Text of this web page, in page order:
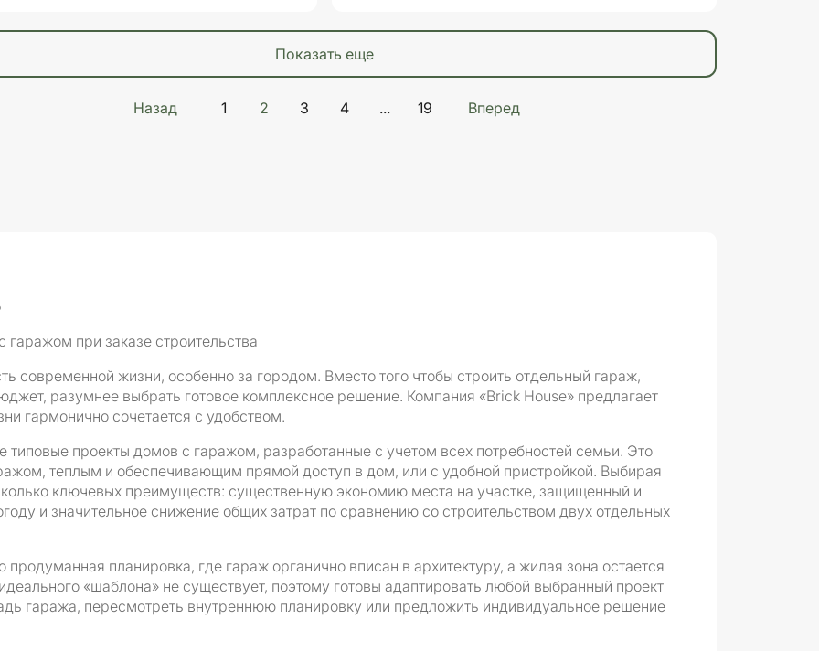
показать еще
Назад 1 2 3 4 ... 19 Вперед
при заказе строительства
современной жизни, особенно за городом. Вместо того чтобы строить отдельный гараж,
разумнее выбрать готовое комплексное решение. Компания «Brick House» предлагает
гармонично сочетается с удобством.
типовые проекты домов с гаражом, разработанные с учетом всех потребностей семьи. Это
теплым и обеспечивающим прямой доступ в дом, или с удобной пристройкой. Выбирая
ключевых преимуществ: существенную экономию места на участке, защищенный и
и значительное снижение общих затрат по сравнению со строительством двух отдельных
планировка, где гараж органично вписан в архитектуру, а жилая зона остается
«шаблона» не существует, поэтому готовы адаптировать любой выбранный проект
гаража, пересмотреть внутреннюю планировку или предложить индивидуальное решение